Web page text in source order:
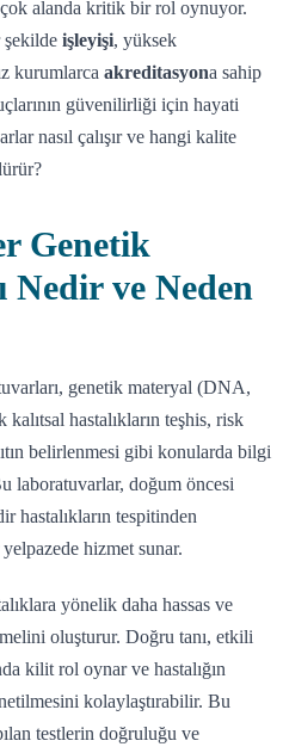
çok alanda kritik bir rol oynuyor.
şekilde işleyişi, yüksek
kurumlarca akreditasyona sahip
güvenilirliği için hayati
nasıl çalışır ve hangi kalite
Genetik
ve Neden
genetik materyal (DNA,
hastalıkların teşhis, risk
belirlenmesi gibi konularda bilgi
laboratuvarlar, doğum öncesi
hastalıkların tespitinden
hizmet sunar.
yönelik daha hassas ve
oluşturur. Doğru tanı, etkili
kilit rol oynar ve hastalığın
kolaylaştırabilir. Bu
testlerin doğruluğu ve